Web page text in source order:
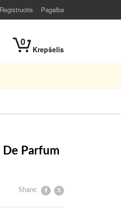
Pagalba
0
Krepšelis
Parfum
Share: